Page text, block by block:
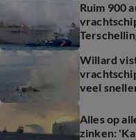
Ruim 900
Willard
veel
Alles op
zinken: